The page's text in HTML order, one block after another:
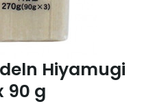
Hiyamugi
90 g